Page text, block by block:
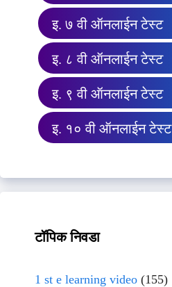
इ. ७ वी ऑनलाईन टेस्ट
इ. ८ वी ऑनलाईन टेस्ट
इ. ९ वी ऑनलाईन टेस्ट
इ. १० वी ऑनलाईन टेस्ट
टॉपिक निवडा
1 st e learning video (155)